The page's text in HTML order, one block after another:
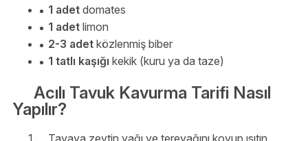
1 adet domates
1 adet limon
2-3 adet közlenmiş biber
1 tatlı kaşığı kekik (kuru ya da taze)
Acılı Tavuk Kavurma Tarifi Nasıl
Yapılır?
Tavaya zeytin yağı ve tereyağını koyup ısıtın